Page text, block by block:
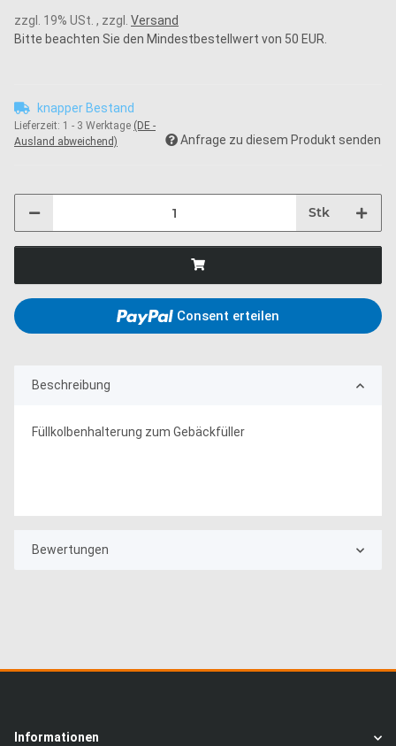
zzgl. 19% USt. , zzgl. Versand
Bitte beachten Sie den Mindestbestellwert von 50 EUR.
knapper Bestand
Lieferzeit: 1 - 3 Werktage (DE -
Ausland abweichend)
Anfrage zu diesem Produkt senden
Stk
Consent erteilen
Beschreibung
Füllkolbenhalterung zum Gebäckfüller
Bewertungen
Informationen